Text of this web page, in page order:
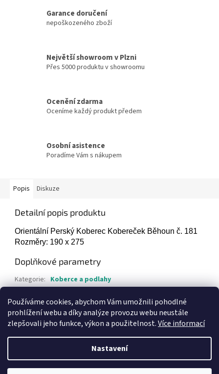
Používáme cookies, abychom Vám umožnili pohodlné
prohlížení webu a díky analýze provozu webu neustále
zlepšovali jeho funkce, výkon a použitelnost.Více informací
Nastavení
Garance doručení
nepoškozeného zboží
Největší showroom v Plzni
Přes 5000 produktu v showroomu
Ocenění zdarma
Oceníme každý produkt předem
Osobní asistence
Poradíme Vám s nákupem
Popis Diskuze
Detailní popis produktu
Orientální Perský Koberec Kobereček Běhoun č. 181
Rozměry: 190 x 275
Doplňkové parametry
Kategorie: Koberce a podlahy
Položka byla vyprodána…
Vytvořil Shoptet